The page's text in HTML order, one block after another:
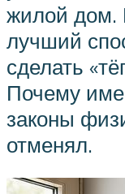
жилой дом.
лучший
сделать
Почему
законы
отменял.